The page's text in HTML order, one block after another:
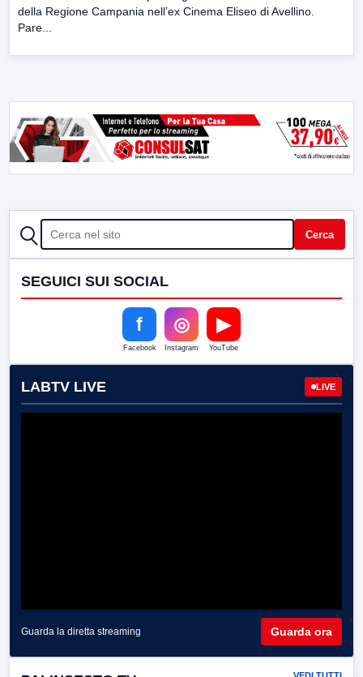
della Regione Campania nell’ex Cinema Eliseo di Avellino.
Pare...
CERCA Cerca
SEGUICI SUI SOCIAL
f
Facebook
◎
Instagram
▶
YouTube
LABTV LIVE LIVE
Guarda la diretta streaming Guarda ora